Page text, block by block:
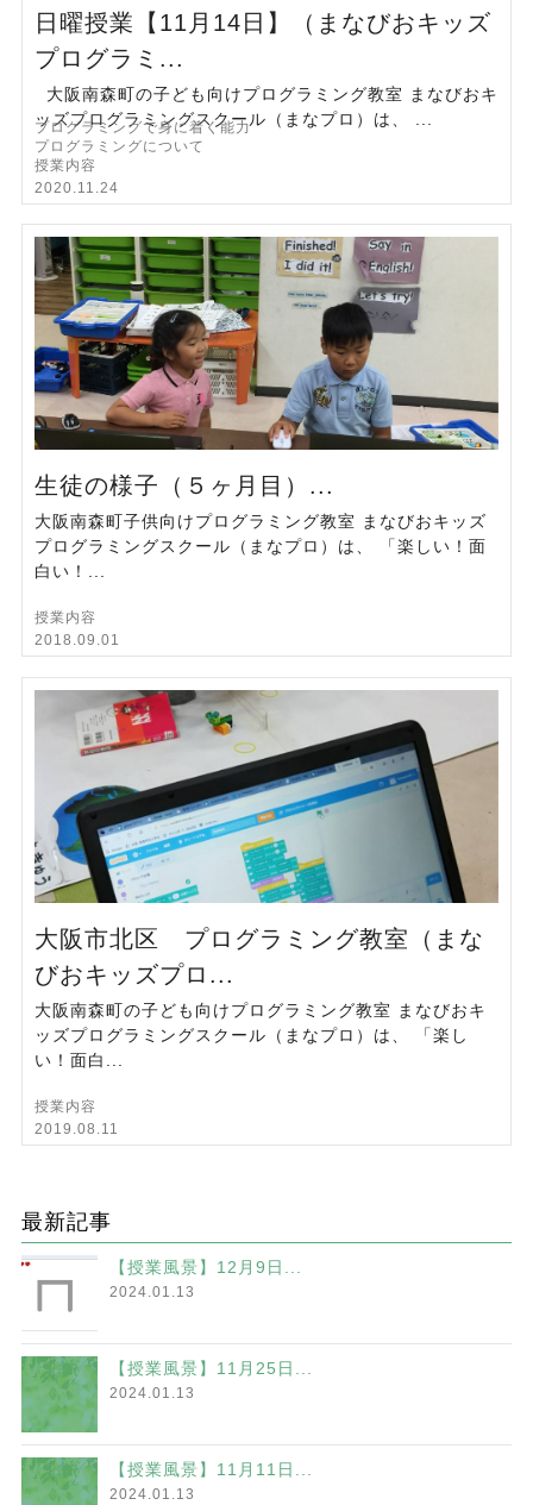
日曜授業【11月14日】（まなびおキッズ
プログラミ...
大阪南森町の子ども向けプログラミング教室 まなびおキ
ッズプログラミングスクール（まなプロ）は、 ...
プログラミングで身に着く能力
プログラミングについて
授業内容
2020.11.24
生徒の様子（５ヶ月目）...
大阪南森町子供向けプログラミング教室 まなびおキッズ
プログラミングスクール（まなプロ）は、 「楽しい！面
白い！...
授業内容
2018.09.01
大阪市北区 プログラミング教室（まな
びおキッズプロ...
大阪南森町の子ども向けプログラミング教室 まなびおキ
ッズプログラミングスクール（まなプロ）は、 「楽し
い！面白...
授業内容
2019.08.11
最新記事
【授業風景】12月9日...
2024.01.13
【授業風景】11月25日...
2024.01.13
【授業風景】11月11日...
2024.01.13